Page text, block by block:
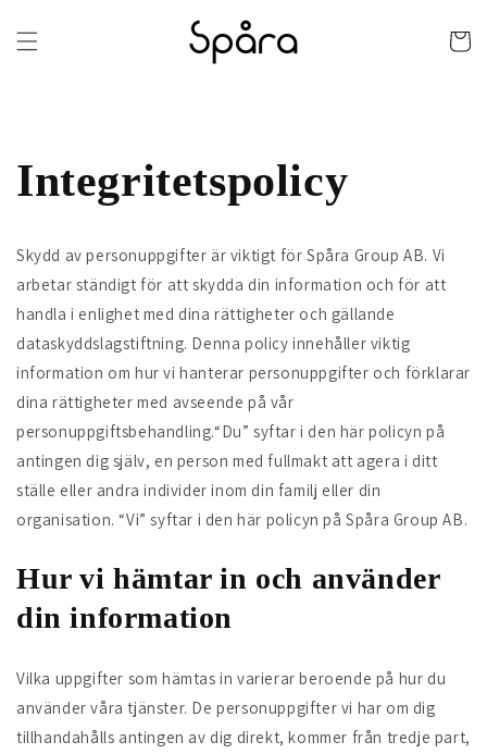
till
innehåll
Integritetspolicy
Skydd av personuppgifter är viktigt för Spåra Group AB. Vi
arbetar ständigt för att skydda din information och för att
handla i enlighet med dina rättigheter och gällande
dataskyddslagstiftning. Denna policy innehåller viktig
information om hur vi hanterar personuppgifter och förklarar
dina rättigheter med avseende på vår
personuppgiftsbehandling.“Du” syftar i den här policyn på
antingen dig själv, en person med fullmakt att agera i ditt
ställe eller andra individer inom din familj eller din
organisation. “Vi” syftar i den här policyn på Spåra Group AB.
Hur vi hämtar in och använder
din information
Vilka uppgifter som hämtas in varierar beroende på hur du
använder våra tjänster. De personuppgifter vi har om dig
tillhandahålls antingen av dig direkt, kommer från tredje part,